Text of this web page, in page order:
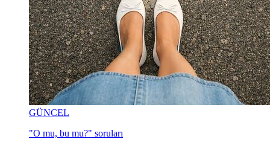
GÜNCEL
"O mu, bu mu?" soruları